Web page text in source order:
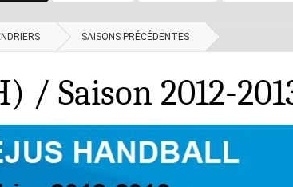
SAISONS PRÉCÉDENTES
/ Saison 2012-